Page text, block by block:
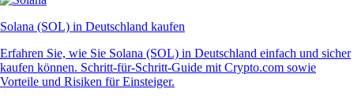
Solana (SOL) in Deutschland kaufen
Erfahren Sie, wie Sie Solana (SOL) in Deutschland einfach und sicher
kaufen können. Schritt-für-Schritt-Guide mit Crypto.com sowie
Vorteile und Risiken für Einsteiger.